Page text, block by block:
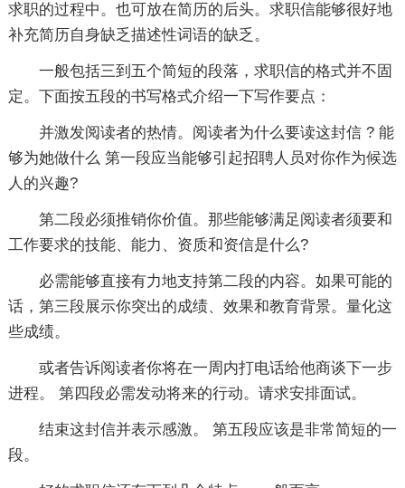
求职的过程中。也可放在简历的后头。求职信能够很好地
补充简历自身缺乏描述性词语的缺乏。
一般包括三到五个简短的段落，求职信的格式并不固
定。下面按五段的书写格式介绍一下写作要点：
并激发阅读者的热情。阅读者为什么要读这封信 ? 能
够为她做什么 第一段应当能够引起招聘人员对你作为候选
人的兴趣?
第二段必须推销你价值。那些能够满足阅读者须要和
工作要求的技能、能力、资质和资信是什么?
必需能够直接有力地支持第二段的内容。如果可能的
话，第三段展示你突出的成绩、效果和教育背景。量化这
些成绩。
或者告诉阅读者你将在一周内打电话给他商谈下一步
进程。 第四段必需发动将来的行动。请求安排面试。
结束这封信并表示感激。 第五段应该是非常简短的一
段。